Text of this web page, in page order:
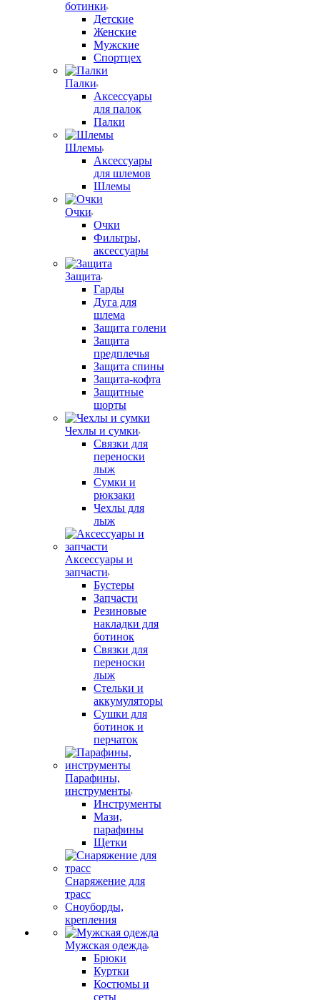
ботинки
Детские
Женские
Мужские
Спортцех
Палки
Аксессуары
для палок
Палки
Шлемы
Аксессуары
для шлемов
Шлемы
Очки
Очки
Фильтры,
аксессуары
Защита
Гарды
Дуга для
шлема
Защита голени
Защита
предплечья
Защита спины
Защита-кофта
Защитные
шорты
Чехлы и сумки
Связки для
переноски
лыж
Сумки и
рюкзаки
Чехлы для
лыж
Аксессуары и
запчасти
Бустеры
Запчасти
Резиновые
накладки для
ботинок
Связки для
переноски
лыж
Стельки и
аккумуляторы
Сушки для
ботинок и
перчаток
Парафины,
инструменты
Инструменты
Мази,
парафины
Щетки
Снаряжение для
трасс
Сноуборды,
крепления
Мужская одежда
Брюки
Куртки
Костюмы и
сеты